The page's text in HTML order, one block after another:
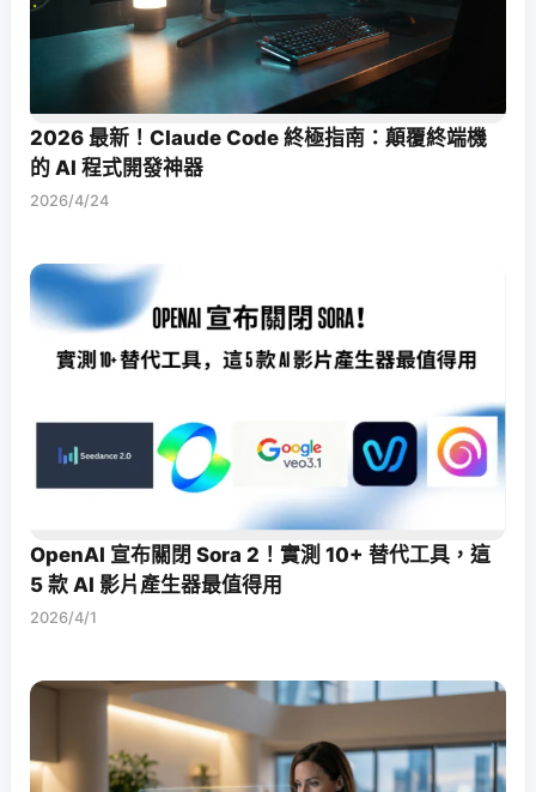
2026 最新！Claude Code 終極指南：顛覆終端機
的 AI 程式開發神器
2026/4/24
OpenAI 宣布關閉 Sora 2！實測 10+ 替代工具，這
5 款 AI 影片產生器最值得用
2026/4/1